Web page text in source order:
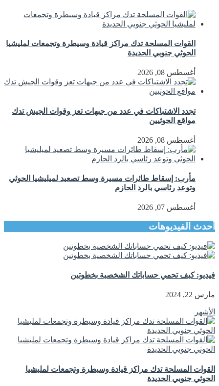
القوات المسلحة تدك مراكز قيادة وسيطرة وتجمعات لمليشيا
الحوثي جنوبي الحديدة
أغسطس 08, 2026
تجدد الاشتباكات في عدد من جبهات تعز وقوات الجيش تدك
مواقع الحوثيين
أغسطس 08, 2026
مأرب: إسقاط طائرات مسيرة وسط تصعيد لميليشيا الحوثي
وتوعد رئاسي بالرد الحازم
أغسطس 07, 2026
أحدث الفيديوهات
فيديو: كيف تحمي حساباتك الشخصية بخطوتين
مارس 22, 2024
الأشهر
القوات المسلحة تدك مراكز قيادة وسيطرة وتجمعات لمليشيا
الحوثي جنوبي الحديدة